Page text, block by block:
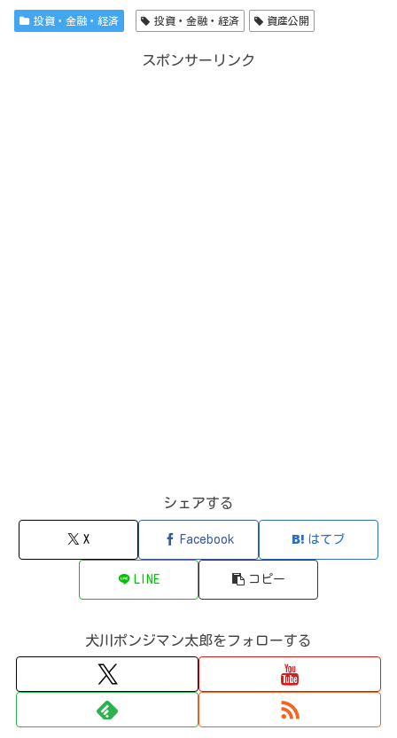
投資・金融・経済 投資・金融・経済 資産公開
スポンサーリンク
シェアする
X Facebook はてブ
LINE コピー
犬川ポンジマン太郎をフォローする